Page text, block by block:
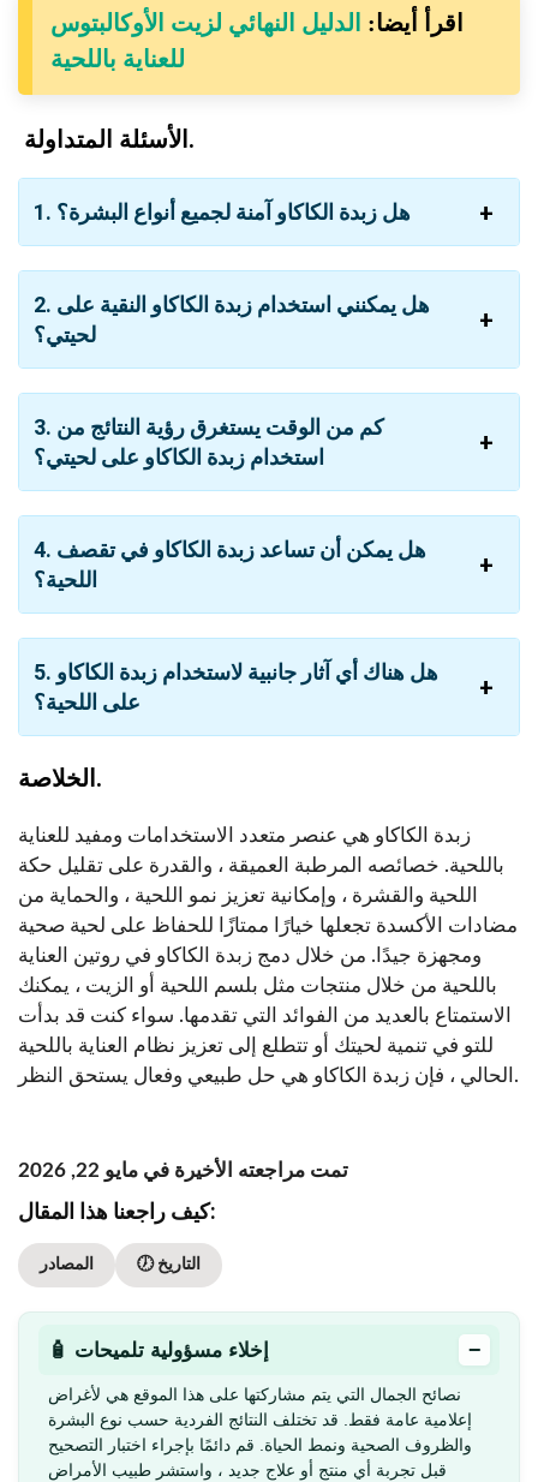
اقرأ أيضا: الدليل النهائي لزيت الأوكالبتوس
للعناية باللحية
الأسئلة المتداولة.
1. هل زبدة الكاكاو آمنة لجميع أنواع البشرة؟
2. هل يمكنني استخدام زبدة الكاكاو النقية على
لحيتي؟
3. كم من الوقت يستغرق رؤية النتائج من
استخدام زبدة الكاكاو على لحيتي؟
4. هل يمكن أن تساعد زبدة الكاكاو في تقصف
اللحية؟
5. هل هناك أي آثار جانبية لاستخدام زبدة الكاكاو
على اللحية؟
الخلاصة.
زبدة الكاكاو هي عنصر متعدد الاستخدامات ومفيد للعناية
باللحية. خصائصه المرطبة العميقة ، والقدرة على تقليل حكة
اللحية والقشرة ، وإمكانية تعزيز نمو اللحية ، والحماية من
مضادات الأكسدة تجعلها خيارًا ممتازًا للحفاظ على لحية صحية
ومجهزة جيدًا. من خلال دمج زبدة الكاكاو في روتين العناية
باللحية من خلال منتجات مثل بلسم اللحية أو الزيت ، يمكنك
الاستمتاع بالعديد من الفوائد التي تقدمها. سواء كنت قد بدأت
للتو في تنمية لحيتك أو تتطلع إلى تعزيز نظام العناية باللحية
الحالي ، فإن زبدة الكاكاو هي حل طبيعي وفعال يستحق النظر.
تمت مراجعته الأخيرة في مايو 22, 2026
كيف راجعنا هذا المقال:
المصادر 🕖 التاريخ
🧴 إخلاء مسؤولية تلميحات −
نصائح الجمال التي يتم مشاركتها على هذا الموقع هي لأغراض
إعلامية عامة فقط. قد تختلف النتائج الفردية حسب نوع البشرة
والظروف الصحية ونمط الحياة. قم دائمًا بإجراء اختبار التصحيح
قبل تجربة أي منتج أو علاج جديد ، واستشر طبيب الأمراض